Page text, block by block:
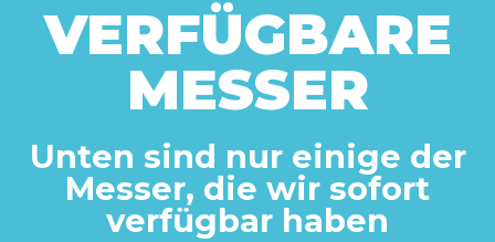
VERFÜGBARE
MESSER
Unten sind nur einige der
Messer, die wir sofort
verfügbar haben